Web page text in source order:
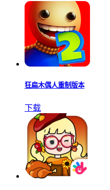
狂扁木偶人重制版本
下载